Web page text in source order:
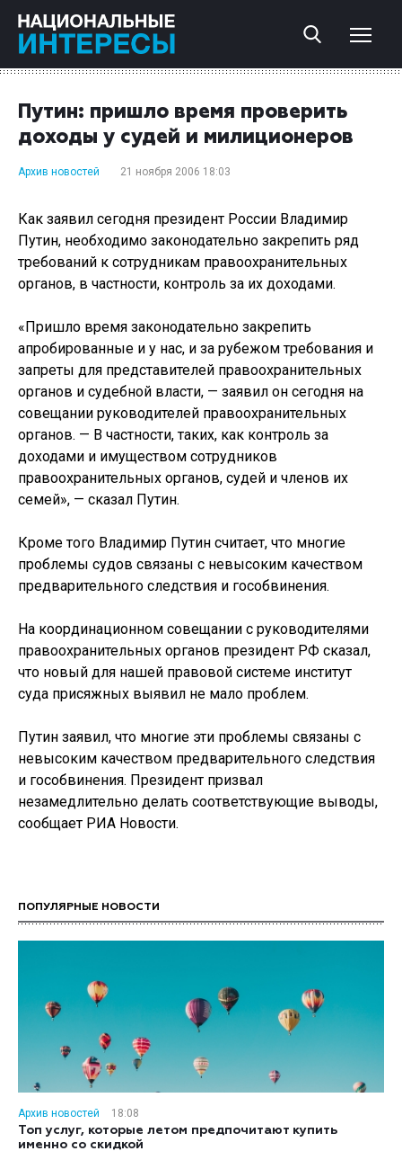
Путин: пришло время проверить
доходы у судей и милиционеров
Архив новостей 21 ноября 2006 18:03
Как заявил сегодня президент России Владимир
Путин, необходимо законодательно закрепить ряд
требований к сотрудникам правоохранительных
органов, в частности, контроль за их доходами.
«Пришло время законодательно закрепить
апробированные и у нас, и за рубежом требования и
запреты для представителей правоохранительных
органов и судебной власти, — заявил он сегодня на
совещании руководителей правоохранительных
органов. — В частности, таких, как контроль за
доходами и имуществом сотрудников
правоохранительных органов, судей и членов их
семей», — сказал Путин.
Кроме того Владимир Путин считает, что многие
проблемы судов связаны с невысоким качеством
предварительного следствия и гособвинения.
На координационном совещании с руководителями
правоохранительных органов президент РФ сказал,
что новый для нашей правовой системе институт
суда присяжных выявил не мало проблем.
Путин заявил, что многие эти проблемы связаны с
невысоким качеством предварительного следствия
и гособвинения. Президент призвал
незамедлительно делать соответствующие выводы,
сообщает РИА Новости.
ПОПУЛЯРНЫЕ НОВОСТИ
Архив новостей
18:08
Топ услуг, которые летом предпочитают купить
именно со скидкой